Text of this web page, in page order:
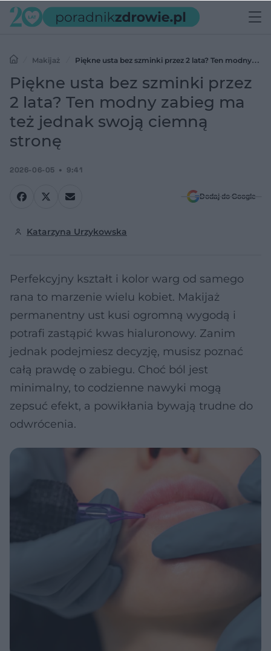
Makijaż
Piękne usta bez szminki przez 2 lata? Ten modny
zabieg ma też jednak swoją ciemną stronę
Piękne usta bez szminki przez
2 lata? Ten modny zabieg ma
też jednak swoją ciemną
stronę
2026-06-05 9:41
Dodaj do Google
Katarzyna Urzykowska
Perfekcyjny kształt i kolor warg od samego
rana to marzenie wielu kobiet. Makijaż
permanentny ust kusi ogromną wygodą i
potrafi zastąpić kwas hialuronowy. Zanim
jednak podejmiesz decyzję, musisz poznać
całą prawdę o zabiegu. Choć ból jest
minimalny, to codzienne nawyki mogą
zepsuć efekt, a powikłania bywają trudne do
odwrócenia.